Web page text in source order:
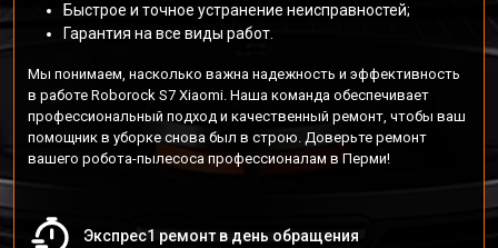
Быстрое и точное устранение неисправностей;
Гарантия на все виды работ.
Мы понимаем, насколько важна надежность и эффективность
в работе Roborock S7 Xiaomi. Наша команда обеспечивает
профессиональный подход и качественный ремонт, чтобы ваш
помощник в уборке снова был в строю. Доверьте ремонт
вашего робота-пылесоса профессионалам в Перми!
Экспрес1 ремонт в день обращения